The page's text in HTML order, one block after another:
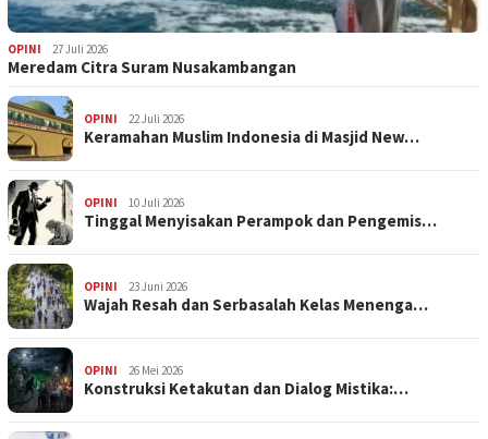
OPINI 27 Juli 2026
Meredam Citra Suram Nusakambangan
OPINI 22 Juli 2026
Keramahan Muslim Indonesia di Masjid New…
OPINI 10 Juli 2026
Tinggal Menyisakan Perampok dan Pengemis…
OPINI 23 Juni 2026
Wajah Resah dan Serbasalah Kelas Menenga…
OPINI 26 Mei 2026
Konstruksi Ketakutan dan Dialog Mistika:…